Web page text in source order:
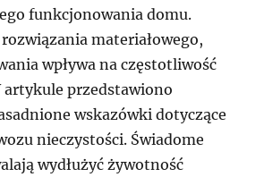
funkcjonowania domu.
materiałowego,
wpływa na częstotliwość
artykule przedstawiono
wskazówki dotyczące
nieczystości. Świadome
wydłużyć żywotność